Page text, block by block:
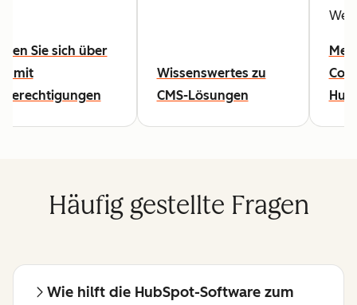
Sie sich über
mit
Wissenswertes zu
CMS-Lösungen
Hub
Häufig gestellte Fragen
Wie hilft die HubSpot-Software zum